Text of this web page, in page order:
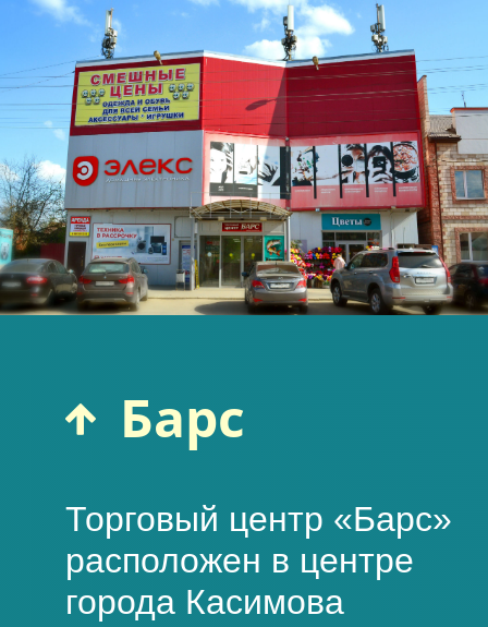
Барс
Торговый центр «Барс»
расположен в центре
города Касимова